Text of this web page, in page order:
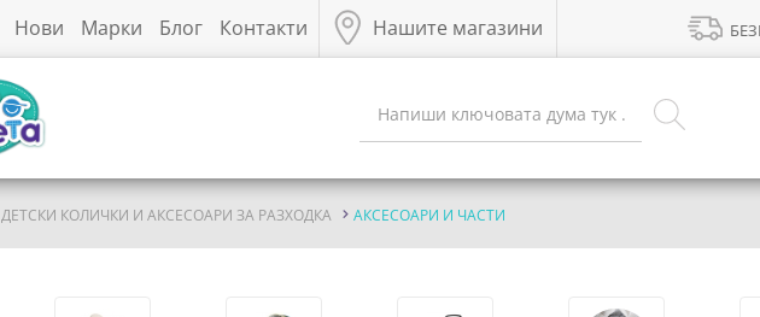
Нови Марки Блог Контакти Нашите магазини
ДЕТСКИ КОЛИЧКИ И АКСЕСОАРИ ЗА РАЗХОДКА АКСЕСОАРИ И ЧАСТИ